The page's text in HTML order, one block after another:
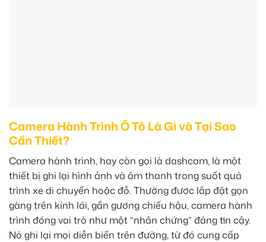
Camera Hành Trình Ô Tô Là Gì và Tại Sao
Cần Thiết?
Camera hành trình, hay còn gọi là dashcam, là một
thiết bị ghi lại hình ảnh và âm thanh trong suốt quá
trình xe di chuyển hoặc đỗ. Thường được lắp đặt gọn
gàng trên kính lái, gần gương chiếu hậu, camera hành
trình đóng vai trò như một “nhân chứng” đáng tin cậy.
Nó ghi lại mọi diễn biến trên đường, từ đó cung cấp